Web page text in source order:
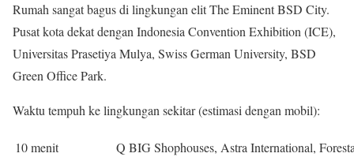
Rumah sangat bagus di lingkungan elit The Eminent BSD City.
Pusat kota dekat dengan Indonesia Convention Exhibition (ICE),
Universitas Prasetiya Mulya, Swiss German University, BSD
Green Office Park.
Waktu tempuh ke lingkungan sekitar (estimasi dengan mobil):
10 menit
Q BIG Shophouses, Astra International,